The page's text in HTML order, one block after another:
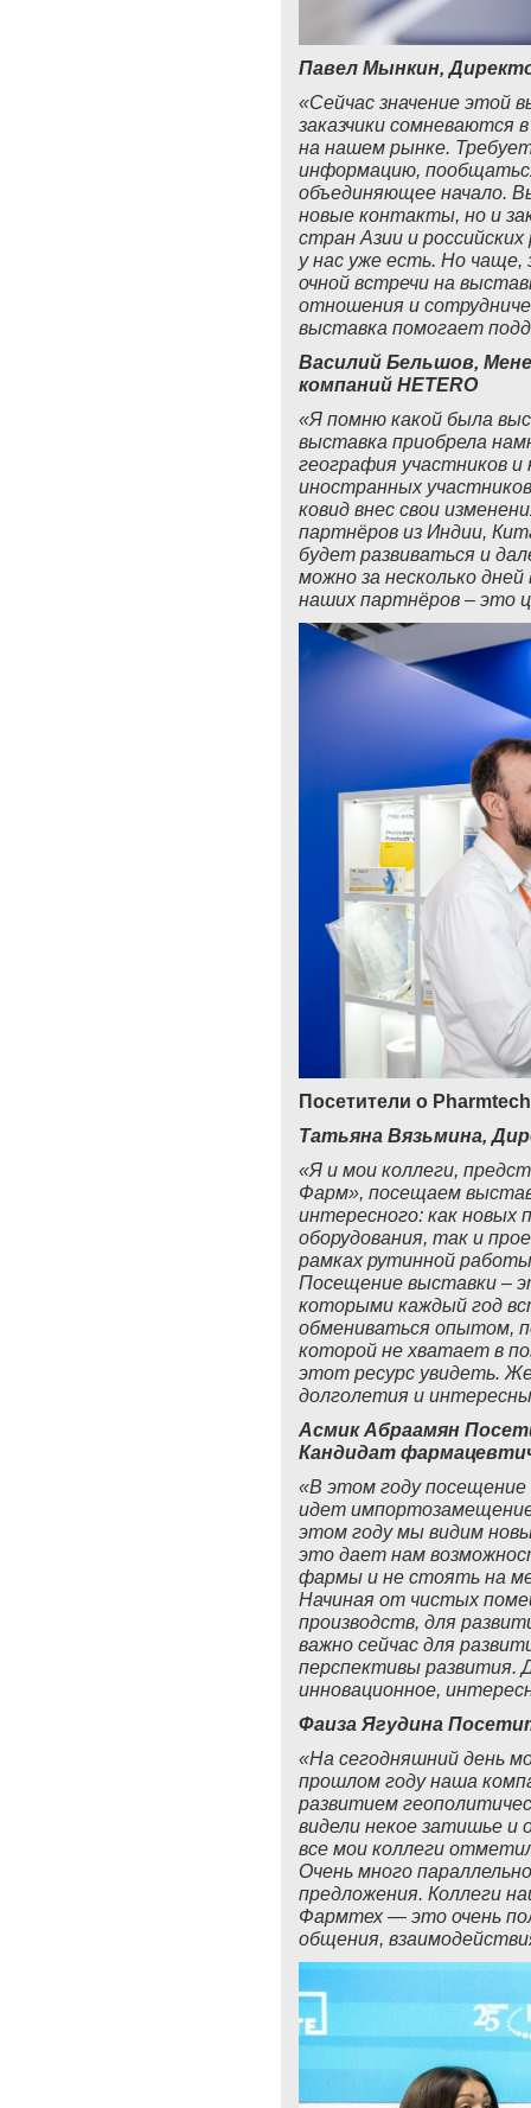
Павел Мынкин,
«Сейчас значение этой
заказчики сомневаются
на нашем рынке.
информацию,
объединяющее начало.
новые контакты, но и
стран Азии и
у нас уже есть. Но
очной встречи на
отношения и
выставка помогает
Василий Бельшов,
компаний HETERO
«Я помню какой была
выставка приобрела
география участников
иностранных
ковид внес свои
партнёров из Индии,
будет развиваться и
можно за несколько
наших партнёров – это
Посетители о
Татьяна Вязьмина,
«Я и мои коллеги,
Фарм», посещаем
интересного: как новых
оборудования, так и
рамках рутинной
Посещение выставки –
которыми каждый год
обмениваться опытом,
которой не хватает в
этот ресурс увидеть.
долголетия и
Асмик Абраамян
Кандидат
«В этом году
идет
этом году мы видим
это дает нам
фармы и не стоять на
Начиная от чистых
производств, для
важно сейчас для
перспективы развития.
инновационное,
Фаиза Ягудина
«На сегодняшний день
прошлом году наша
развитием
видели некое затишье
все мои коллеги
Очень много
предложения. Коллеги
Фармтех — это очень
общения,